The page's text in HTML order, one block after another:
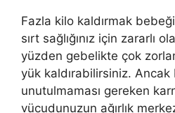
Fazla kilo kaldırmak
sırt sağlığınız için zararlı
yüzden gebelikte çok
yük kaldırabilirsiniz. Ancak
unutulmaması gereken
vücudunuzun ağırlık